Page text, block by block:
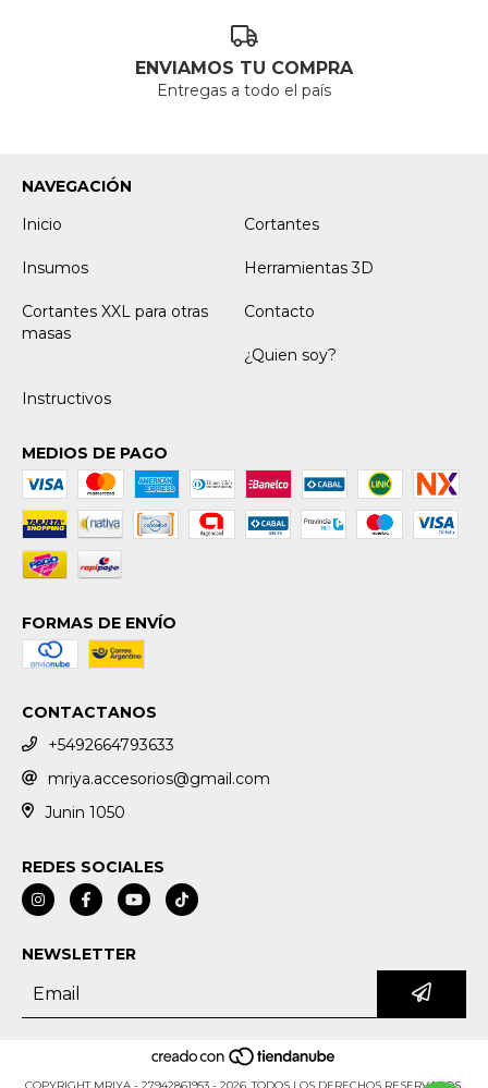
ENVIAMOS TU COMPRA
Entregas a todo el país
NAVEGACIÓN
Inicio
Cortantes
Insumos Herramientas 3D
Cortantes XXL para otras
masas
Contacto
¿Quien soy?
Instructivos
MEDIOS DE PAGO
FORMAS DE ENVÍO
CONTACTANOS
+5492664793633
mriya.accesorios@gmail.com
Junin 1050
REDES SOCIALES
NEWSLETTER